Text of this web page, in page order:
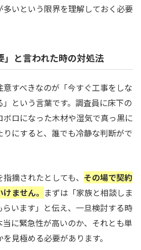
いという限界を理解しておく必要
」と言われた時の対処法
すべきなのが「今すぐ工事をしな
という言葉です。調査員に床下の
ロになった木材や湿気で真っ黒に
にすると、誰でも冷静な判断がで
摘されたとしても、 その場で契約
ません。 まずは「家族と相談しま
います」と伝え、一旦検討する時
に緊急性が高いのか、それとも単
見極める必要があります。